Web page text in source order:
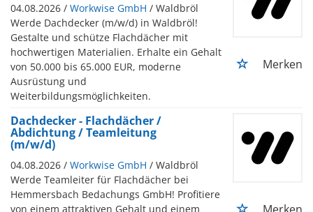
04.08.2026 / Workwise GmbH / Waldbröl
Werde Dachdecker (m/w/d) in Waldbröl!
Gestalte und schütze Flachdächer mit
hochwertigen Materialien. Erhalte ein Gehalt
von 50.000 bis 65.000 EUR, moderne
Ausrüstung und
Weiterbildungsmöglichkeiten.
Merken
Dachdecker - Flachdächer /
Abdichtung / Teamleitung
(m/w/d)
04.08.2026 / Workwise GmbH / Waldbröl
Werde Teamleiter für Flachdächer bei
Hemmersbach Bedachungs GmbH! Profitiere
von einem attraktiven Gehalt und einem